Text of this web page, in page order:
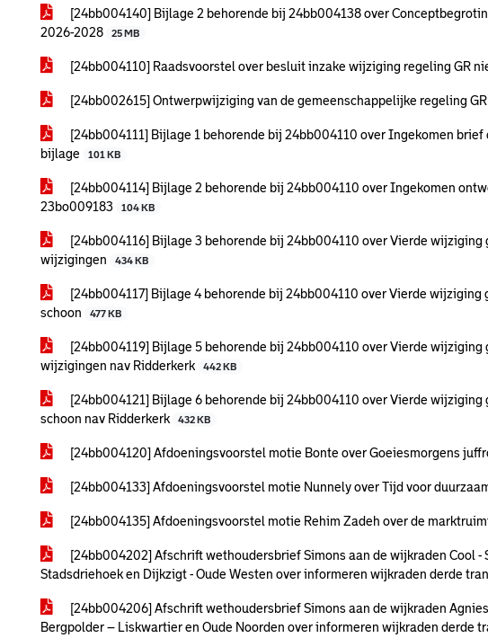
[24bb004140] Bijlage 2 behorende bij 24bb004138 over
2026-2028
25 MB
[24bb004110] Raadsvoorstel over besluit inzake wijziging regeling GR
[24bb002615] Ontwerpwijziging van de gemeenschappelijke regeling
[24bb004111] Bijlage 1 behorende bij 24bb004110 over Ingekomen
bijlage
101 KB
[24bb004114] Bijlage 2 behorende bij 24bb004110 over Ingekomen
23bo009183
104 KB
[24bb004116] Bijlage 3 behorende bij 24bb004110 over Vierde
wijzigingen
434 KB
[24bb004117] Bijlage 4 behorende bij 24bb004110 over Vierde
schoon
477 KB
[24bb004119] Bijlage 5 behorende bij 24bb004110 over Vierde
wijzigingen nav Ridderkerk
442 KB
[24bb004121] Bijlage 6 behorende bij 24bb004110 over Vierde
schoon nav Ridderkerk
432 KB
[24bb004120] Afdoeningsvoorstel motie Bonte over Goeiesmorgens
[24bb004133] Afdoeningsvoorstel motie Nunnely over Tijd voor
[24bb004135] Afdoeningsvoorstel motie Rehim Zadeh over de
[24bb004202] Afschrift wethoudersbrief Simons aan de wijkraden Cool -
Stadsdriehoek en Dijkzigt - Oude Westen over informeren wijkraden derde
[24bb004206] Afschrift wethoudersbrief Simons aan de wijkraden
Bergpolder – Liskwartier en Oude Noorden over informeren wijkraden derde